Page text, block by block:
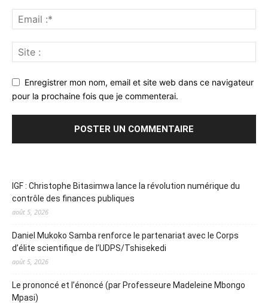
Enregistrer mon nom, email et site web dans ce navigateur
pour la prochaine fois que je commenterai.
IGF : Christophe Bitasimwa lance la révolution numérique du
contrôle des finances publiques
août 5, 2026
Daniel Mukoko Samba renforce le partenariat avec le Corps
d’élite scientifique de l’UDPS/Tshisekedi
août 5, 2026
Le prononcé et l’énoncé (par Professeure Madeleine Mbongo
Mpasi)